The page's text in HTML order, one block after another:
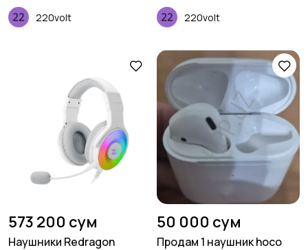
220volt 220volt
573 200 сум
Наушники Redragon
50 000 сум
Продам 1 наушник hoco